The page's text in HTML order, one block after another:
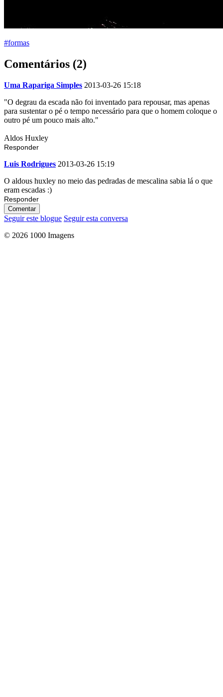
#formas
Comentários (2)
Uma Rapariga Simples 2013-03-26 15:18
"O degrau da escada não foi inventado para repousar, mas apenas
para sustentar o pé o tempo necessário para que o homem coloque o
outro pé um pouco mais alto."
Aldos Huxley
Responder
Luis Rodrigues 2013-03-26 15:19
O aldous huxley no meio das pedradas de mescalina sabia lá o que
eram escadas :)
Responder
Comentar
Seguir este blogue Seguir esta conversa
© 2026 1000 Imagens